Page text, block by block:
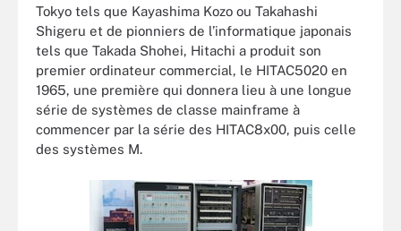
Tokyo tels que Kayashima Kozo ou Takahashi
Shigeru et de pionniers de l’informatique japonais
tels que Takada Shohei, Hitachi a produit son
premier ordinateur commercial, le HITAC5020 en
1965, une première qui donnera lieu à une longue
série de systèmes de classe mainframe à
commencer par la série des HITAC8x00, puis celle
des systèmes M.